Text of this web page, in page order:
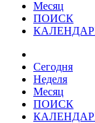
Месяц
ПОИСК
Сегодня
Неделя
Месяц
ПОИСК